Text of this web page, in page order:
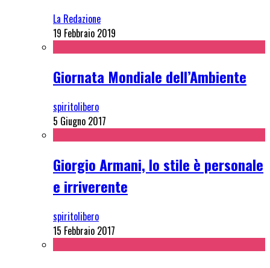
La Redazione
19 Febbraio 2019
Giornata Mondiale dell’Ambiente
spiritolibero
5 Giugno 2017
Giorgio Armani, lo stile è personale
e irriverente
spiritolibero
15 Febbraio 2017